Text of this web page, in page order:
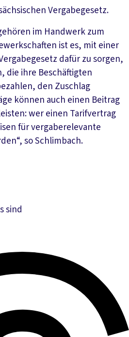
Vergabegesetz.
im Handwerk zum
ist es, mit einer
dafür zu sorgen,
die ihre Beschäftigten
den Zuschlag
können auch einen Beitrag
wer einen Tarifvertrag
für vergaberelevante
so Schlimbach.
sind